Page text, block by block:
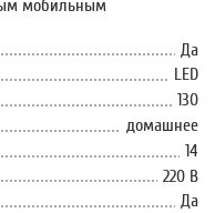
мобильным
Да
LED
130
домашнее
14
220 В
Да